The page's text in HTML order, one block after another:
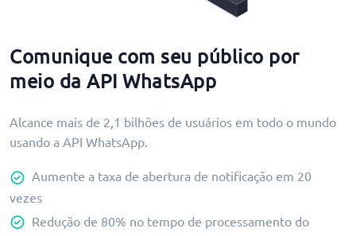
Comunique com seu público por
meio da API WhatsApp
Alcance mais de 2,1 bilhões de usuários em todo o mundo
usando a API WhatsApp.
Aumente a taxa de abertura de notificação em 20
vezes
Redução de 80% no tempo de processamento do